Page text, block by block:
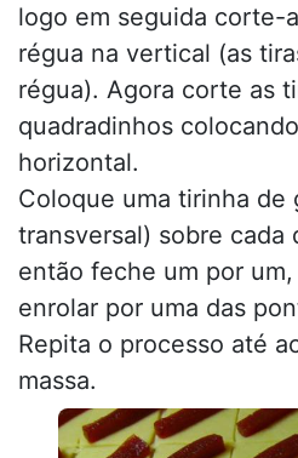
logo em seguida corte-
régua na vertical (as
régua). Agora corte as
quadradinhos
horizontal.
Coloque uma tirinha de
transversal) sobre cada
então feche um por
enrolar por uma das
Repita o processo até
massa.